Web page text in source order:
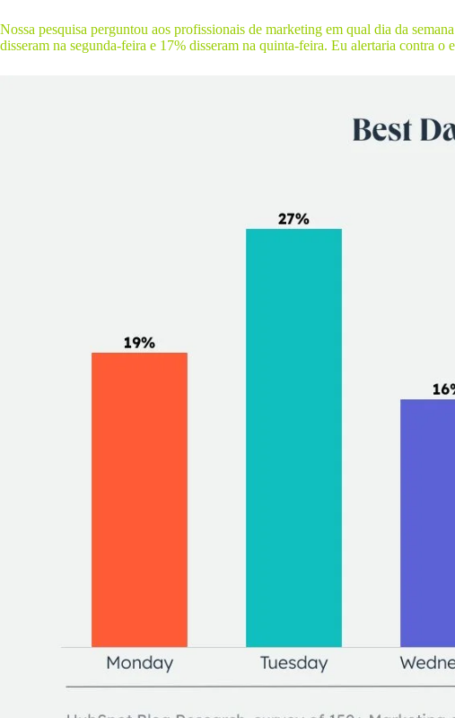
Nossa pesquisa perguntou aos profissionais de marketing em qual dia da
disseram na segunda-feira e 17% disseram na quinta-feira. Eu alertaria contra